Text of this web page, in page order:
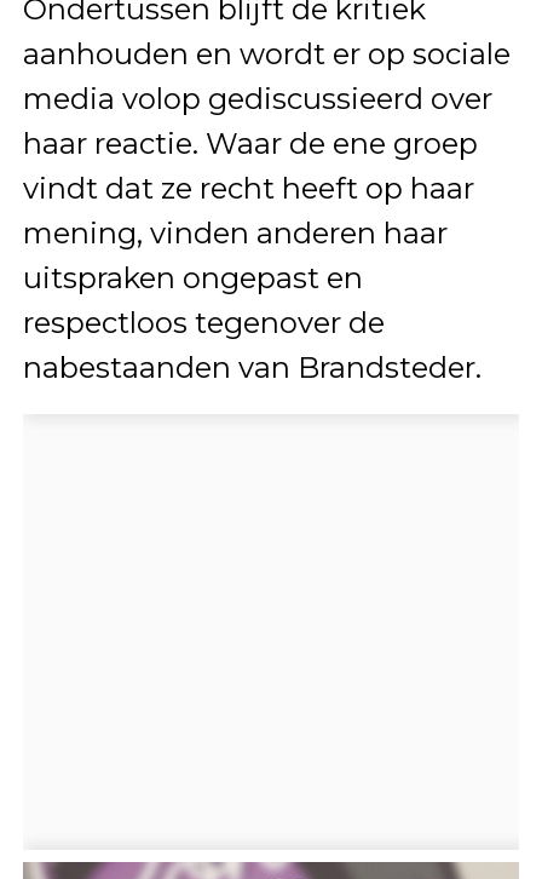
Ondertussen blijft de kritiek
aanhouden en wordt er op sociale
media volop gediscussieerd over
haar reactie. Waar de ene groep
vindt dat ze recht heeft op haar
mening, vinden anderen haar
uitspraken ongepast en
respectloos tegenover de
nabestaanden van Brandsteder.